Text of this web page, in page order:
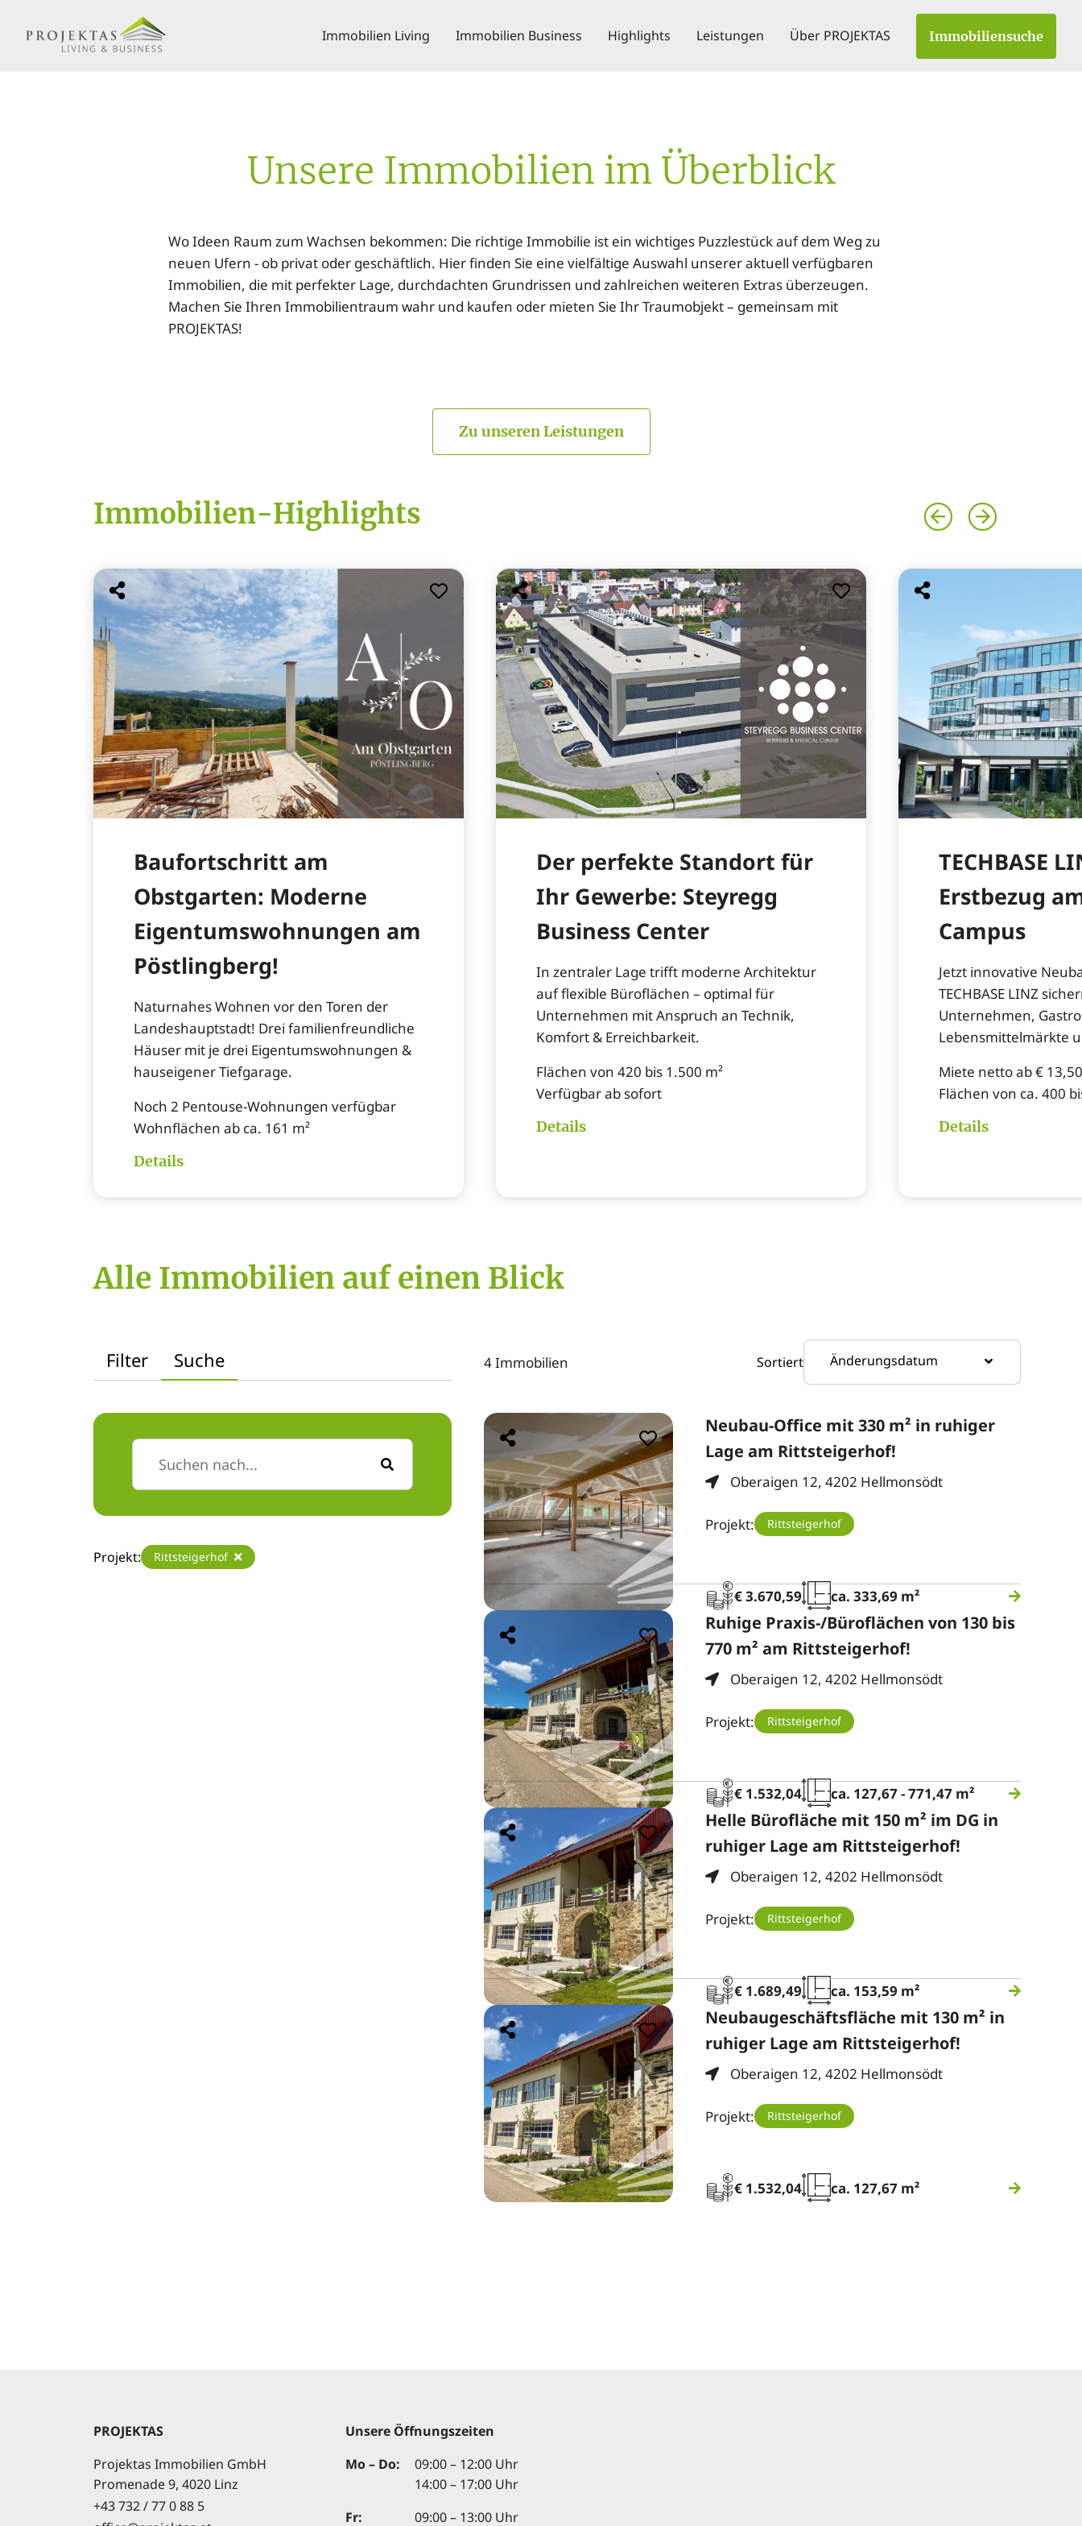
Immobilien Living Immobilien Business Highlights Leistungen Über PROJEKTAS Immobiliensuche
Unsere Immobilien im Überblick
Wo Ideen Raum zum Wachsen bekommen: Die richtige Immobilie ist ein wichtiges Puzzlestück auf dem Weg zu
neuen Ufern - ob privat oder geschäftlich. Hier finden Sie eine vielfältige Auswahl unserer aktuell verfügbaren
Immobilien, die mit perfekter Lage, durchdachten Grundrissen und zahlreichen weiteren Extras überzeugen.
Machen Sie Ihren Immobilientraum wahr und kaufen oder mieten Sie Ihr Traumobjekt – gemeinsam mit
PROJEKTAS!
Zu unseren Leistungen
Immobilien-Highlights
Baufortschritt am
Obstgarten: Moderne
Eigentumswohnungen am
Pöstlingberg!
Naturnahes Wohnen vor den Toren der
Landeshauptstadt! Drei familienfreundliche
Häuser mit je drei Eigentumswohnungen &
hauseigener Tiefgarage.
Noch 2 Pentouse-Wohnungen verfügbar
Wohnflächen ab ca. 161 m²
Details
Der perfekte Standort für
Ihr Gewerbe: Steyregg
Business Center
In zentraler Lage trifft moderne Architektur
auf flexible Büroflächen – optimal für
Unternehmen mit Anspruch an Technik,
Komfort & Erreichbarkeit.
Flächen von 420 bis 1.500 m²
Verfügbar ab sofort
Details
TECHBASE
Erstbezug
Campus
Jetzt innovative
TECHBASE LINZ
Unternehmen,
Lebensmittelmärkte
Miete netto ab €
Flächen von ca. 400
Details
Alle Immobilien auf einen Blick
Filter Suche
Projekt: Rittsteigerhof
4 Immobilien Sortiert Änderungsdatum
Neubau-Office mit 330 m² in ruhiger
Lage am Rittsteigerhof!
Oberaigen 12, 4202 Hellmonsödt
Projekt: Rittsteigerhof
€ 3.670,59 ca. 333,69 m²
Ruhige Praxis-/Büroflächen von 130 bis
770 m² am Rittsteigerhof!
Oberaigen 12, 4202 Hellmonsödt
Projekt: Rittsteigerhof
€ 1.532,04 ca. 127,67 - 771,47 m²
Helle Bürofläche mit 150 m² im DG in
ruhiger Lage am Rittsteigerhof!
Oberaigen 12, 4202 Hellmonsödt
Projekt: Rittsteigerhof
€ 1.689,49 ca. 153,59 m²
Neubaugeschäftsfläche mit 130 m² in
ruhiger Lage am Rittsteigerhof!
Oberaigen 12, 4202 Hellmonsödt
Projekt: Rittsteigerhof
€ 1.532,04 ca. 127,67 m²
PROJEKTAS
Projektas Immobilien GmbH
Promenade 9, 4020 Linz
+43 732 / 77 0 88 5
Unsere Öffnungszeiten
Mo – Do:
09:00 – 12:00 Uhr
14:00 – 17:00 Uhr
Fr:
09:00 – 13:00 Uhr